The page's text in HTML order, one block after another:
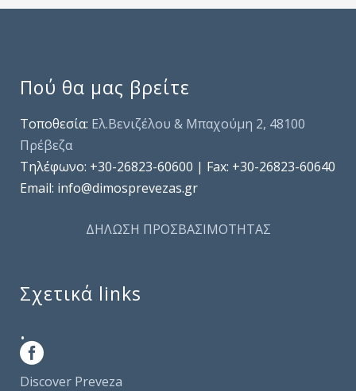
Πού θα μας βρείτε
Τοποθεσία: Ελ.Βενιζέλου & Μπαχούμη 2, 48100
Πρέβεζα
Τηλέφωνo: +30-26823-60600 | Fax: +30-26823-60640
Email: info@dimosprevezas.gr
ΔΗΛΩΣΗ ΠΡΟΣΒΑΣΙΜΟΤΗΤΑΣ
Σχετικά links
.
Discover Preveza